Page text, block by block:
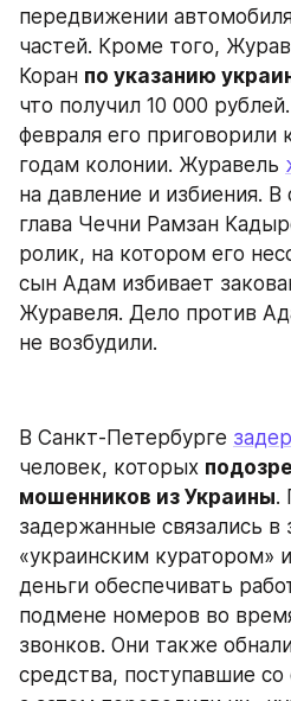
передвижении
частей. Кроме того,
Коран по указанию
что получил 10 000
февраля его приговорили
годам колонии. Журавель
на давление и избиения.
глава Чечни Рамзан
ролик, на котором его
сын Адам избивает
Журавеля. Дело против
не возбудили.
В Санкт-Петербурге
человек, которых
мошенников из Украины.
задержанные связались в
«украинским куратором»
деньги обеспечивать
подмене номеров во
звонков. Они также
средства, поступавшие